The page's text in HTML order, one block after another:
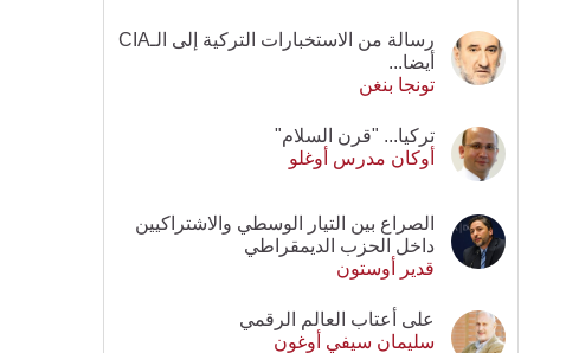
رسالة من الاستخبارات التركية إلى الـCIA
أيضا...
تونجا بنغن
تركيا... "قرن السلام"
أوكان مدرس أوغلو
الصراع بين التيار الوسطي والاشتراكيين
داخل الحزب الديمقراطي
قدير أوستون
على أعتاب العالم الرقمي
سليمان سيفي أوغون